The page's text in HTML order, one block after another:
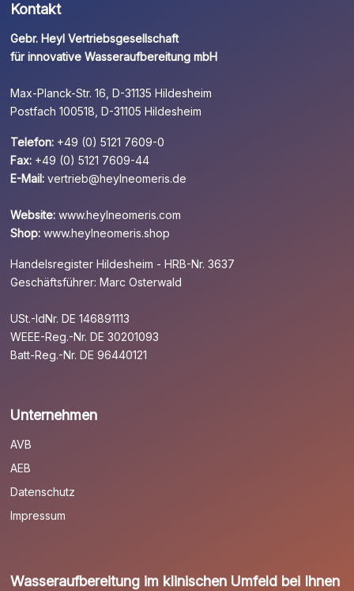
Kontakt
Gebr. Heyl Vertriebsgesellschaft
für innovative Wasseraufbereitung mbH
Max-Planck-Str. 16, D-31135 Hildesheim
Postfach 100518, D-31105 Hildesheim
Telefon: +49 (0) 5121 7609-0
Fax: +49 (0) 5121 7609-44
E-Mail: vertrieb@heylneomeris.de
Website: www.heylneomeris.com
Shop: www.heylneomeris.shop
Handelsregister Hildesheim - HRB-Nr. 3637
Geschäftsführer: Marc Osterwald
USt.-IdNr. DE 146891113
WEEE-Reg.-Nr. DE 30201093
Batt-Reg.-Nr. DE 96440121
Unternehmen
AVB
AEB
Datenschutz
Impressum
Wasseraufbereitung im klinischen Umfeld bei Ihnen